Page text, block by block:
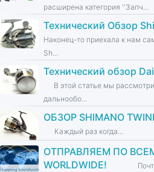
расширена категория ''Запч...
Технический Обзор
Наконец-то приехала к нам
Sh...
Технический обзор
В этой статье мы
дальнообо...
ОБЗОР SHIMANO
Каждый раз когда...
ОТПРАВЛЯЕМ ПО
WORLDWIDE!
Почти